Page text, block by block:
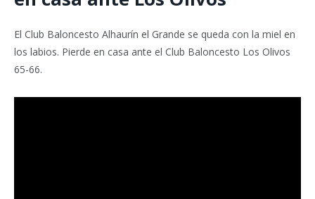
El Club Baloncesto Alhaurín el Grande se queda con la miel en
los labios. Pierde en casa ante el Club Baloncesto Los Olivos
65-66.